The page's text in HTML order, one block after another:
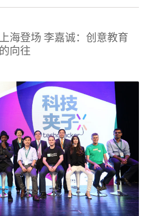
海登场 李嘉诚：创意教育
向往